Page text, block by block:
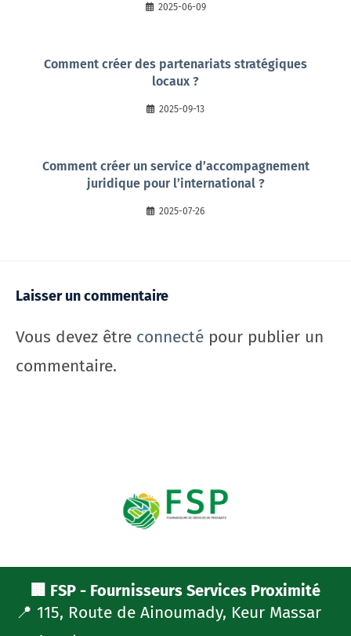
2025-06-09
Comment créer des partenariats stratégiques
locaux ?
2025-09-13
Comment créer un service d’accompagnement
juridique pour l’international ?
2025-07-26
Laisser un commentaire
Vous devez être connecté pour publier un
commentaire.
🏢 FSP - Fournisseurs Services Proximité
📍 115, Route de Ainoumady, Keur Massar